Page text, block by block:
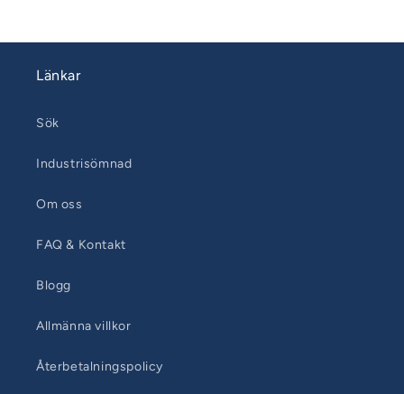
Länkar
Sök
Industrisömnad
Om oss
FAQ & Kontakt
Blogg
Allmänna villkor
Återbetalningspolicy